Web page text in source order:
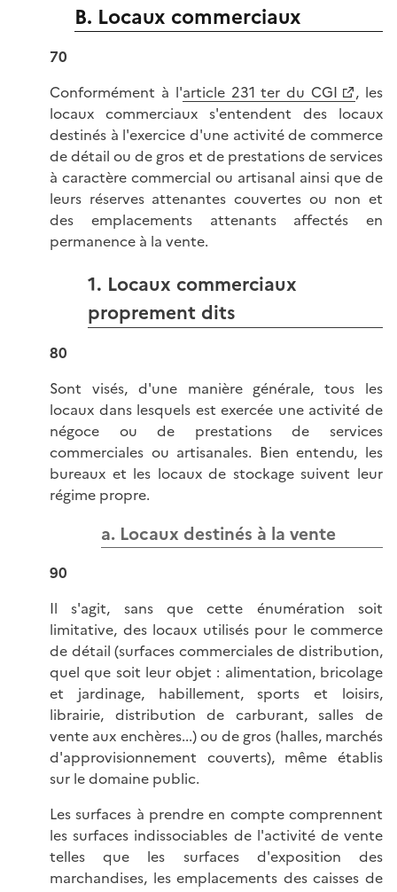
B. Locaux commerciaux
70
Conformément à l'article 231 ter du CGI
, les
locaux commerciaux s'entendent des locaux
destinés à l'exercice d'une activité de commerce
de détail ou de gros et de prestations de services
à caractère commercial ou artisanal ainsi que de
leurs réserves attenantes couvertes ou non et
des emplacements attenants affectés en
permanence à la vente.
1. Locaux commerciaux
proprement dits
80
Sont visés, d'une manière générale, tous les
locaux dans lesquels est exercée une activité de
négoce ou de prestations de services
commerciales ou artisanales. Bien entendu, les
bureaux et les locaux de stockage suivent leur
régime propre.
a. Locaux destinés à la vente
90
Il s'agit, sans que cette énumération soit
limitative, des locaux utilisés pour le commerce
de détail (surfaces commerciales de distribution,
quel que soit leur objet : alimentation, bricolage
et jardinage, habillement, sports et loisirs,
librairie, distribution de carburant, salles de
vente aux enchères...) ou de gros (halles, marchés
d'approvisionnement couverts), même établis
sur le domaine public.
Les surfaces à prendre en compte comprennent
les surfaces indissociables de l'activité de vente
telles que les surfaces d'exposition des
marchandises, les emplacements des caisses de